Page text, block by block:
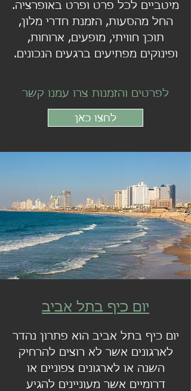
מיטביים לכל פרט ופרט באופרציה.
החל מהסעות, הזמנת חדרי מלון,
תוכן חוויתי, מופעים, ארוחות,
ופינוקים מפתיעים ברגעים הנכונים.
לפרטים והזמנות צרו עמנו קשר
לחצו כאן
יום כיף בתל אביב
יום כיף בתל אביב הוא פתרון נהדר
לארגונים אשר לא רוצים להרחיק
השנה או לארגונים צפוניים או
דרומיים אשר מעוניינים להגיע